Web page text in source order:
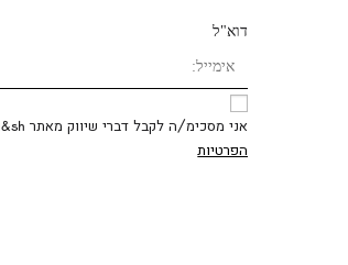
דוא"ל
אני מסכימ/ה לקבל דברי שיווק מאתר ba&sh בהתאם
הפרטיות